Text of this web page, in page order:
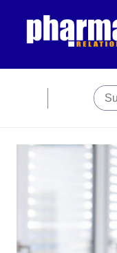
Premiumpartner
Jubiläum
Newsletter